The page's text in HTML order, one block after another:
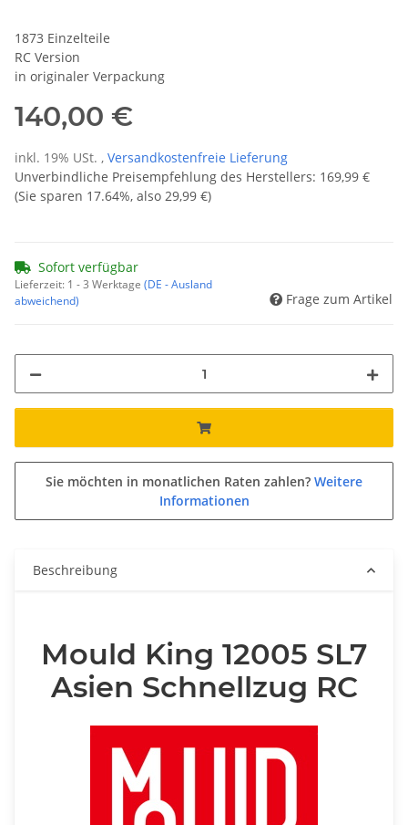
1873 Einzelteile
RC Version
in originaler Verpackung
140,00 €
inkl. 19% USt. , Versandkostenfreie Lieferung
Unverbindliche Preisempfehlung des Herstellers: 169,99 €
(Sie sparen 17.64%, also 29,99 €)
Sofort verfügbar
Lieferzeit: 1 - 3 Werktage (DE - Ausland
abweichend)
Frage zum Artikel
Sie möchten in monatlichen Raten zahlen? Weitere
Informationen
Beschreibung
Mould King 12005 SL7
Asien Schnellzug RC